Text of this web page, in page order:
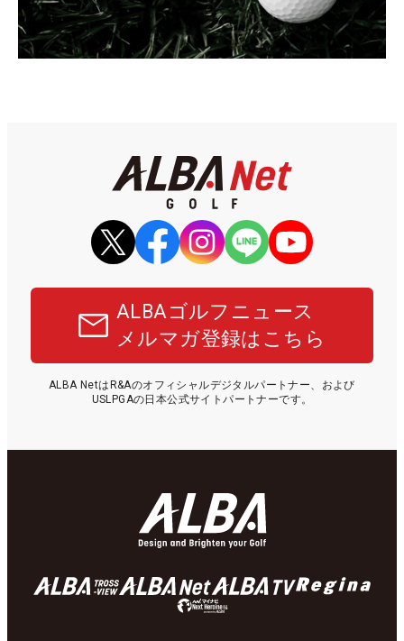
ALBAゴルフニュース
メルマガ登録はこちら
ALBA NetはR&Aのオフィシャルデジタルパートナー、および
USLPGAの日本公式サイトパートナーです。